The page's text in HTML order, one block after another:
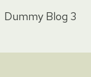
Dummy Blog 3